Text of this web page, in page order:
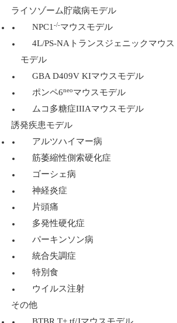
ライソゾーム貯蔵病モデル
NPC1 -/-マウスモデル
4L/PS-NAトランスジェニックマウス
モデル
GBA D409V KIマウスモデル
ポンペ6neoマウスモデル
ムコ多糖症IIIAマウスモデル
誘発疾患モデル
アルツハイマー病
筋萎縮性側索硬化症
ゴーシェ病
神経炎症
片頭痛
多発性硬化症
パーキンソン病
統合失調症
特別食
ウイルス注射
その他
BTBR T+ tf/Jマウスモデル